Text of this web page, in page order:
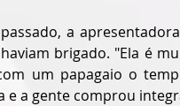
a
brigado. "Ela é
um papagaio o
e a gente comprou